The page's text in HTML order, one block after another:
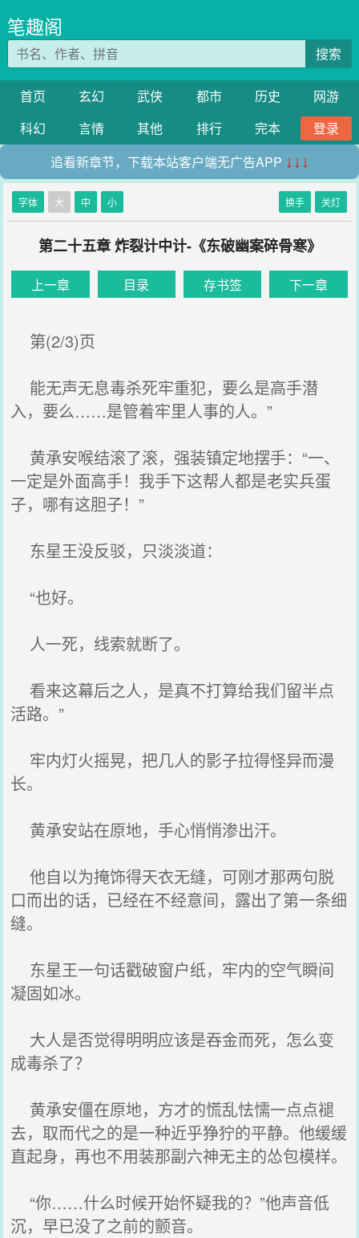
笔趣阁
搜索
首页 玄幻 武侠 都市 历史
网游
科幻
言情 其他 排行 完本
登录
追看新章节，下载本站客户端无广告APP ↓↓↓
字体 大 中 小 换手 关灯
第二十五章 炸裂计中计-《东破幽案碎骨寒》
上一章 目录 存书签 下一章
第(2/3)页
能无声无息毒杀死牢重犯，要么是高手潜
入，要么……是管着牢里人事的人。”
黄承安喉结滚了滚，强装镇定地摆手：“一、
一定是外面高手！我手下这帮人都是老实兵蛋
子，哪有这胆子！”
东星王没反驳，只淡淡道：
“也好。
人一死，线索就断了。
看来这幕后之人，是真不打算给我们留半点
活路。”
牢内灯火摇晃，把几人的影子拉得怪异而漫
长。
黄承安站在原地，手心悄悄渗出汗。
他自以为掩饰得天衣无缝，可刚才那两句脱
口而出的话，已经在不经意间，露出了第一条细
缝。
东星王一句话戳破窗户纸，牢内的空气瞬间
凝固如冰。
大人是否觉得明明应该是吞金而死，怎么变
成毒杀了？
黄承安僵在原地，方才的慌乱怯懦一点点褪
去，取而代之的是一种近乎狰狞的平静。他缓缓
直起身，再也不用装那副六神无主的怂包模样。
“你……什么时候开始怀疑我的？”他声音低
沉，早已没了之前的颤音。